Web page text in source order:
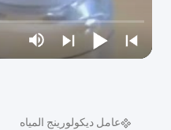
عامل ديكولورينج المياه